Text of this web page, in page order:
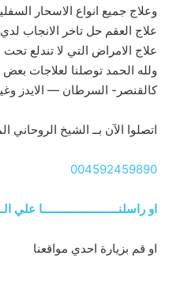
وعلاج جميع انواع الاسحار
علاج العقم حل تاخر الانجاب
علاج الامراض التي لا تندلع
ولله الحمد توصلنا لعلاجات
كالقنصر- السرطان — الايدز
اتصلوا الآن بــ الشيخ الروحاني
004592459890
او راسلنــــــــــــــــــــــــا علي
او قم بزيارة احدي مواقعنا